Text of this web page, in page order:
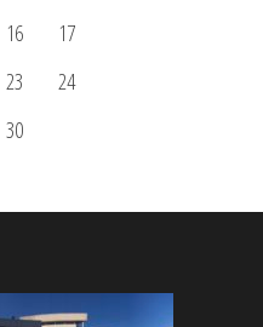
16
17
23
24
30